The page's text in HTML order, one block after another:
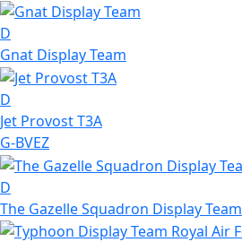
D
Gnat Display Team
D
Jet Provost T3A
G-BVEZ
D
The Gazelle Squadron Display Team